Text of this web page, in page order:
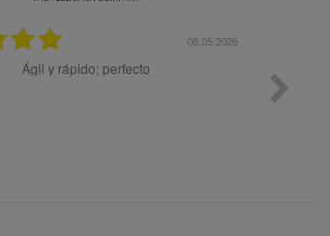
08.05.2026
Ágil y rápido; perfecto